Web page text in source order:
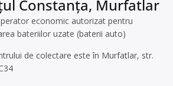
Constanța, Murfatlar
economic autorizat pentru
bateriilor uzate (baterii auto)
de colectare este în Murfatlar, str.